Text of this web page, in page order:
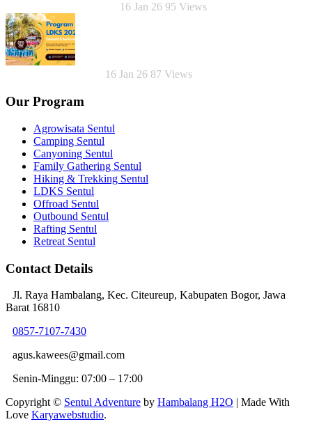
16 Jan 26 95 Views
16 Jan 26 87 Views
Our Program
Agrowisata Sentul
Camping Sentul
Canyoning Sentul
Family Gathering Sentul
Hiking & Trekking Sentul
LDKS Sentul
Offroad Sentul
Outbound Sentul
Rafting Sentul
Retreat Sentul
Contact Details
Jl. Raya Hambalang, Kec. Citeureup, Kabupaten Bogor, Jawa
Barat 16810
0857-7107-7430
agus.kawees@gmail.com
Senin-Minggu: 07:00 – 17:00
Copyright © Sentul Adventure by Hambalang H2O | Made With
Love Karyawebstudio.